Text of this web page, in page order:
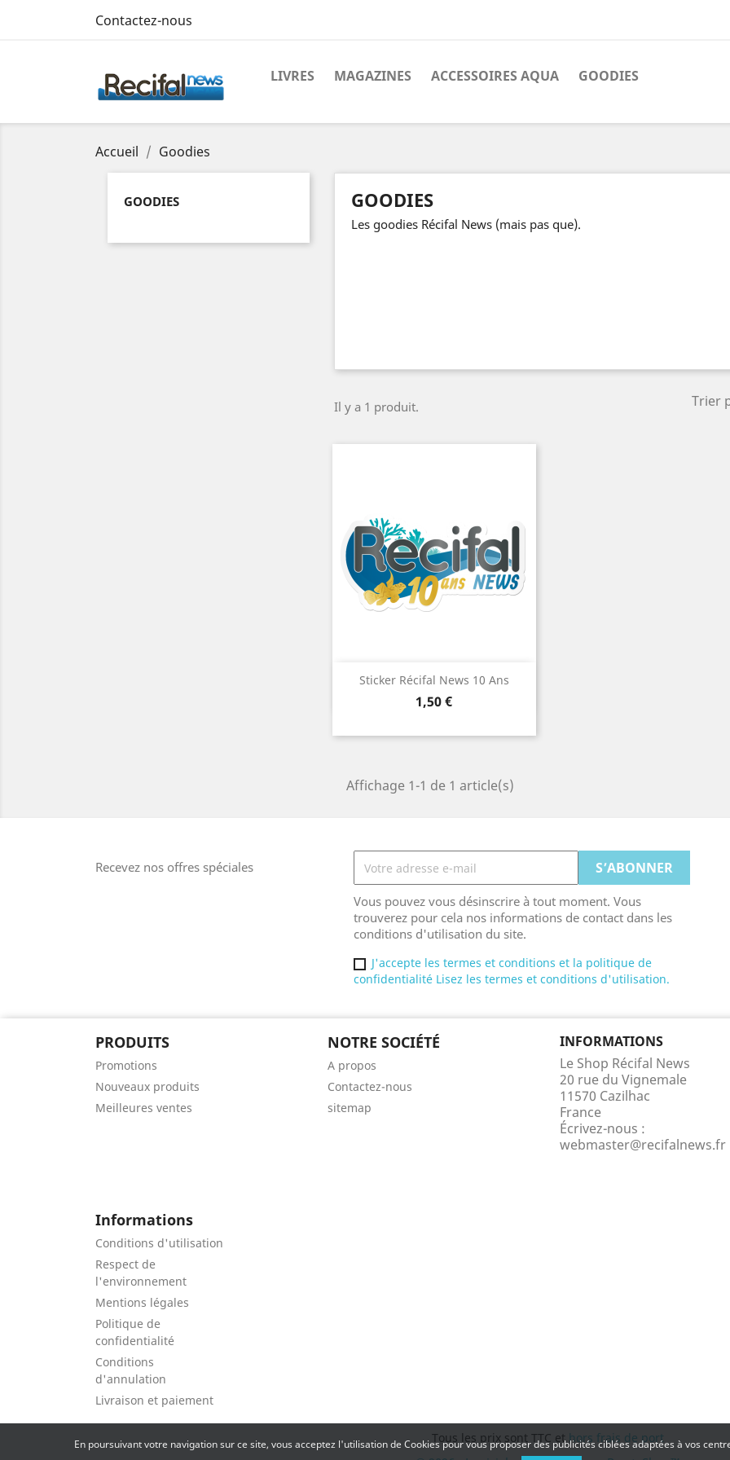
Contactez-nous
LIVRES MAGAZINES ACCESSOIRES AQUA GOODIES
Accueil Goodies
GOODIES GOODIES
Les goodies Récifal News (mais pas que).
Il y a 1 produit.
Trier
Sticker Récifal News 10 Ans
Prix
1,50 €
 Aperçu rapide
Affichage 1-1 de 1 article(s)
Recevez nos offres spéciales
Vous pouvez vous désinscrire à tout moment. Vous
trouverez pour cela nos informations de contact dans les
conditions d'utilisation du site.
J'accepte les termes et conditions et la politique de
confidentialité Lisez les termes et conditions d'utilisation.
PRODUITS
Promotions
Nouveaux produits
Meilleures ventes
NOTRE SOCIÉTÉ
A propos
Contactez-nous
sitemap
INFORMATIONS
Le Shop Récifal News
20 rue du Vignemale
11570 Cazilhac
France
Écrivez-nous :
webmaster@recifalnews.fr
Informations
Conditions d'utilisation
Respect de
l'environnement
Mentions légales
Politique de
confidentialité
Conditions
d'annulation
Livraison et paiement
Tous les prix sont TTC et hors frais de port
En poursuivant votre navigation sur ce site, vous acceptez l'utilisation de Cookies pour vous proposer des publicités ciblées adaptées à vos